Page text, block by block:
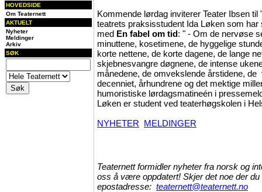
HOVEDSIDE
Om Teaternett
AKTUELT
Nyheter
Meldinger
Arkiv
SØK
Kommende lørdag inviterer Teater Ibsen til
teatrets praksisstudent Ida Løken som har
med En fabel om tid: " - Om de nervøse
minuttene, kosetimene, de hyggelige
korte nettene, de korte dagene, de lange
skjebnesvangre døgnene, de intense
månedene, de omvekslende årstidene, de
decenniet, århundrene og det mektige
humoristiske lørdagsmatineén i
Løken er student ved teaterhøgskolen i
NYHETER MELDINGER
Teaternett formidler nyheter fra norsk og
oss å være oppdatert! Skjer det noe der
epostadresse: teaternett@teaternett.no